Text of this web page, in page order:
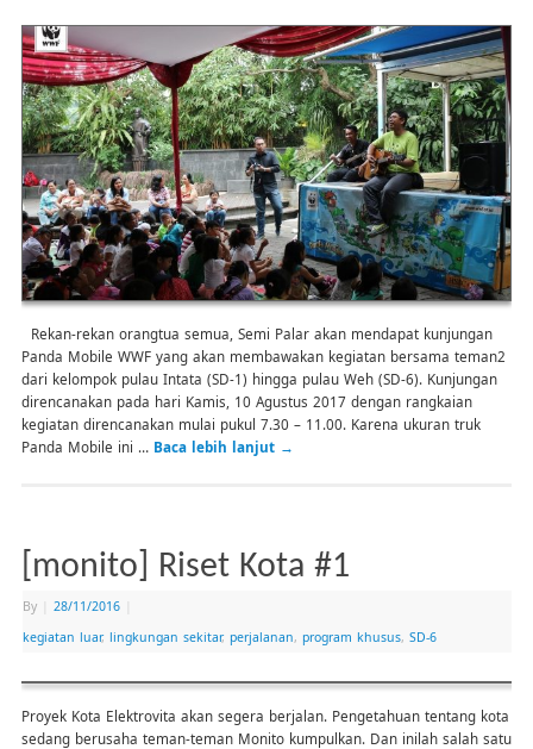
Rekan-rekan orangtua semua, Semi Palar akan mendapat kunjungan
Panda Mobile WWF yang akan membawakan kegiatan bersama teman2
dari kelompok pulau Intata (SD-1) hingga pulau Weh (SD-6). Kunjungan
direncanakan pada hari Kamis, 10 Agustus 2017 dengan rangkaian
kegiatan direncanakan mulai pukul 7.30 – 11.00. Karena ukuran truk
Panda Mobile ini … Baca lebih lanjut →
[monito] Riset Kota #1
By 28/11/2016
kegiatan luar, lingkungan sekitar, perjalanan, program khusus, SD-6
Proyek Kota Elektrovita akan segera berjalan. Pengetahuan tentang kota
sedang berusaha teman-teman Monito kumpulkan. Dan inilah salah satu